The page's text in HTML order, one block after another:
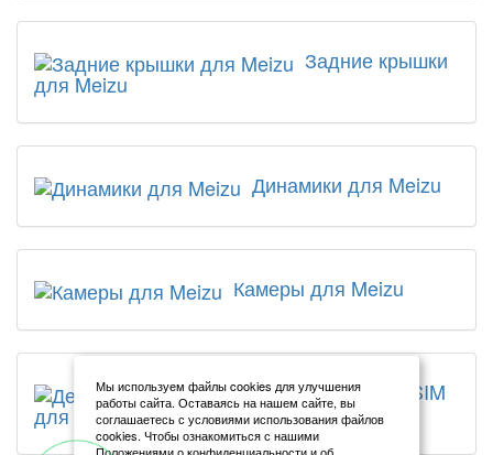
Задние крышки
для Meizu
Динамики для Meizu
Камеры для Meizu
Держатели SIM
для Meizu
Мы используем файлы cookies для улучшения
работы сайта. Оставаясь на нашем сайте, вы
соглашаетесь с условиями использования файлов
cookies. Чтобы ознакомиться с нашими